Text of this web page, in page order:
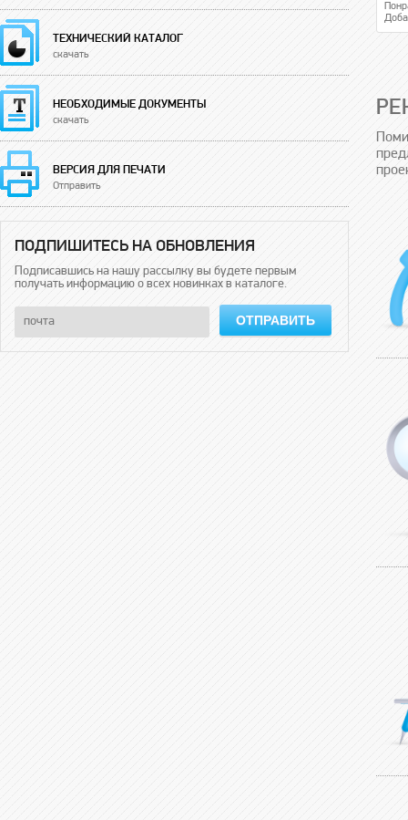
ТЕХНИЧЕСКИЙ КАТАЛОГ
скачать
НЕОБХОДИМЫЕ ДОКУМЕНТЫ
скачать
ВЕРСИЯ ДЛЯ ПЕЧАТИ
Отправить
ПОДПИШИТЕСЬ НА ОБНОВЛЕНИЯ
Подписавшись на нашу рассылку вы будете первым
получать информацию о всех новинках в каталоге.
ОТПРАВИТЬ